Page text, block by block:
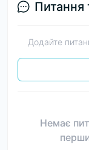
Питання
Додайте
Немає